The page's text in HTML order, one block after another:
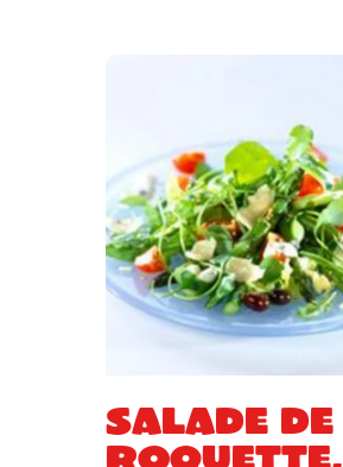
Salade de
roquette,